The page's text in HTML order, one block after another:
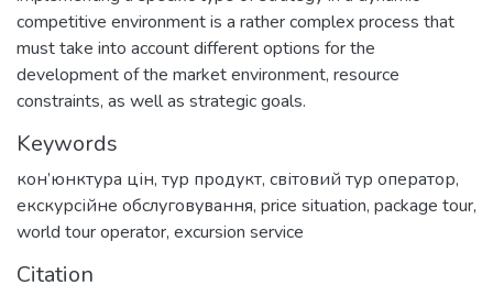
competitive environment is a rather complex process that
must take into account different options for the
development of the market environment, resource
constraints, as well as strategic goals.
Keywords
кон’юнктура цін, тур продукт, світовий тур оператор,
екскурсійне обслуговування, price situation, package tour,
world tour operator, excursion service
Citation